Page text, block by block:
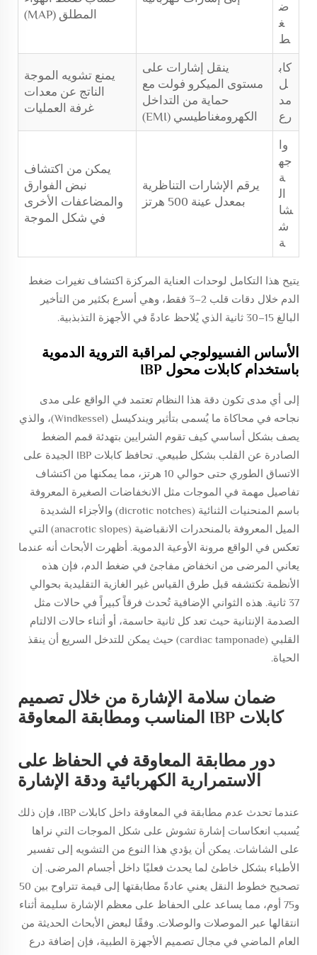
ض
غ
ط
المطلق (MAP)
كاب
ل
مد
رع
ينقل إشارات على
مستوى الميكرو فولت مع
حماية من التداخل
الكهرومغناطيسي (EMI)
يمنع تشويه الموجة
الناتج عن معدات
غرفة العمليات
وا
جه
ة
ال
شا
ش
ة
يرقم الإشارات التناظرية
بمعدل عينة 500 هرتز
يمكن من اكتشاف
نبض الفوارق
والمضاعفات الأخرى
في شكل الموجة
يتيح هذا التكامل لوحدات العناية المركزة اكتشاف تغيرات ضغط
الدم خلال دقات قلب 2–3 فقط، وهي أسرع بكثير من التأخير
البالغ 15–30 ثانية الذي يُلاحظ عادةً في الأجهزة التذبذبية.
الأساس الفسيولوجي لمراقبة التروية الدموية
باستخدام كابلات محول IBP
إلى أي مدى تكون دقة هذا النظام تعتمد في الواقع على مدى
نجاحه في محاكاة ما يُسمى بتأثير ويندكيسل (Windkessel)، والذي
يصف بشكل أساسي كيف تقوم الشرايين بتهدئة قمم الضغط
الصادرة عن القلب بشكل طبيعي. تحافظ كابلات IBP الجيدة على
الاتساق الطوري حتى حوالي 10 هرتز، مما يمكنها من اكتشاف
تفاصيل مهمة في الموجات مثل الانخفاضات الصغيرة المعروفة
باسم المنحنيات الثنائية (dicrotic notches) والأجزاء الشديدة
الميل المعروفة بالمنحدرات الانقباضية (anacrotic slopes) التي
تعكس في الواقع مرونة الأوعية الدموية. أظهرت الأبحاث أنه عندما
يعاني المرضى من انخفاض مفاجئ في ضغط الدم، فإن هذه
الأنظمة تكتشفه قبل طرق القياس غير الغازية التقليدية بحوالي
37 ثانية. هذه الثواني الإضافية تُحدث فرقاً كبيراً في حالات مثل
الصدمة الإنتانية حيث تعد كل ثانية حاسمة، أو أثناء حالات الالتام
القلبي (cardiac tamponade) حيث يمكن للتدخل السريع أن ينقذ
الحياة.
ضمان سلامة الإشارة من خلال تصميم
كابلات IBP المناسب ومطابقة المعاوقة
دور مطابقة المعاوقة في الحفاظ على
الاستمرارية الكهربائية ودقة الإشارة
عندما تحدث عدم مطابقة في المعاوقة داخل كابلات IBP، فإن ذلك
يُسبب انعكاسات إشارة تشوش على شكل الموجات التي نراها
على الشاشات. يمكن أن يؤدي هذا النوع من التشويه إلى تفسير
الأطباء بشكل خاطئ لما يحدث فعليًا داخل أجسام المرضى. إن
تصحيح خطوط النقل يعني عادةً مطابقتها إلى قيمة تتراوح بين 50
و75 أوم، مما يساعد على الحفاظ على معظم الإشارة سليمة أثناء
انتقالها عبر الموصلات والوصلات. وفقًا لبعض الأبحاث الحديثة من
العام الماضي في مجال تصميم الأجهزة الطبية، فإن إضافة درع